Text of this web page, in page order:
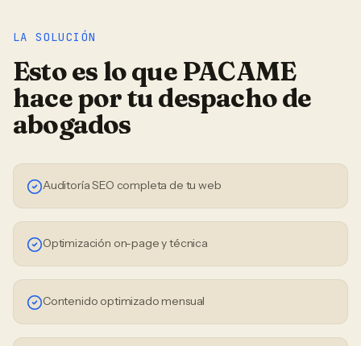
LA SOLUCIÓN
Esto es lo que PACAME
hace por tudespacho de
abogados
Auditoría SEO completa de tu web
Optimización on-page y técnica
Contenido optimizado mensual